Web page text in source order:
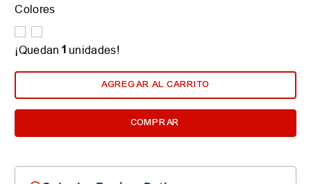
Colores
¡Quedan 1 unidades!
AGREGAR AL CARRITO
COMPRAR